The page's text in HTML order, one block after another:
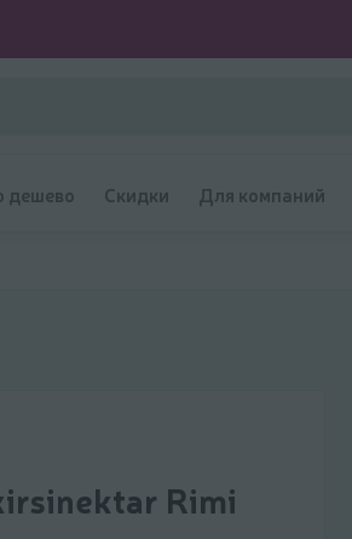
дешево Скидки Для компаний
Rimi